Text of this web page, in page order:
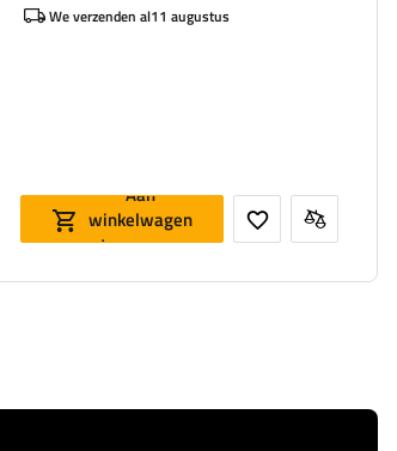
We verzenden al11 augustus
Aan
winkelwagen
toevoegen